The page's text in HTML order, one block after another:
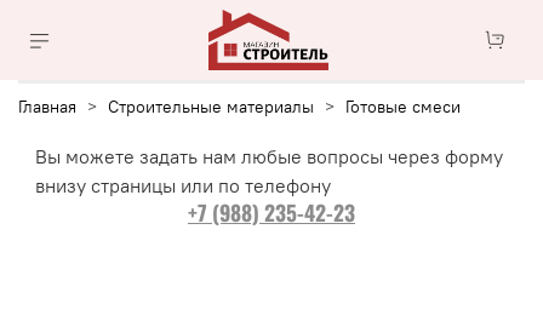
Главная Строительные материалы Готовые смеси
Вы можете задать нам любые вопросы через форму
внизу страницы или по телефону
+7 (988) 235-42-23